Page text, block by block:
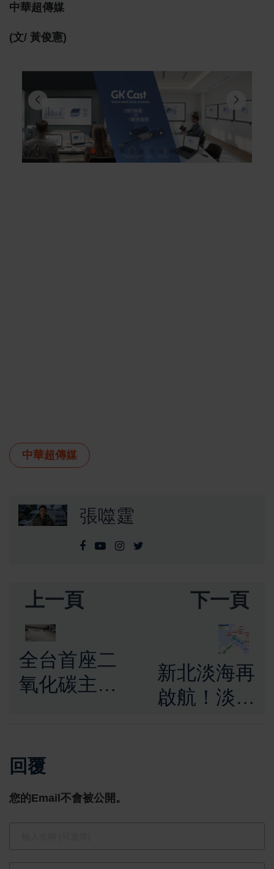
中華超傳媒
(文/ 黃俊憲)
中華超傳媒
張噬霆
上一頁
全台首座二
氧化碳主題
造永續教育
與親子科學
新據點
下一頁
新北淡海再
啟航！淡海
回覆
您的Email不會被公開。